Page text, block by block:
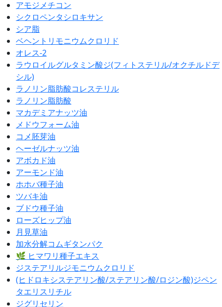
アモジメチコン
シクロペンタシロキサン
シア脂
ベヘントリモニウムクロリド
オレス-2
ラウロイルグルタミン酸ジ(フィトステリル/オクチルドデ
シル)
ラノリン脂肪酸コレステリル
ラノリン脂肪酸
マカデミアナッツ油
メドウフォーム油
コメ胚芽油
ヘーゼルナッツ油
アボカド油
アーモンド油
ホホバ種子油
ツバキ油
ブドウ種子油
ローズヒップ油
月見草油
加水分解コムギタンパク
🌿 ヒマワリ種子エキス
ジステアリルジモニウムクロリド
(ヒドロキシステアリン酸/ステアリン酸/ロジン酸)ジペン
タエリスリチル
ジグリセリン